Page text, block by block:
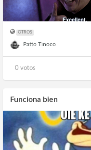
OTROS
Patto Tinoco
0 votos
Funciona bien